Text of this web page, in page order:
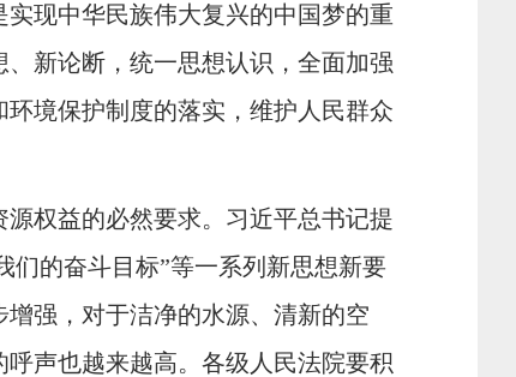
现中华民族伟大复兴的中国梦的重
新论断，统一思想认识，全面加强
境保护制度的落实，维护人民群众
权益的必然要求。习近平总书记提
们的奋斗目标”等一系列新思想新要
强，对于洁净的水源、清新的空
声也越来越高。各级人民法院要积